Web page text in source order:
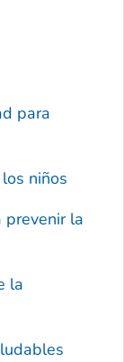
para
niños
prevenir la
la